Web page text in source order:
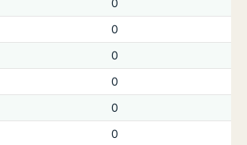
0
0
0
0
0
0